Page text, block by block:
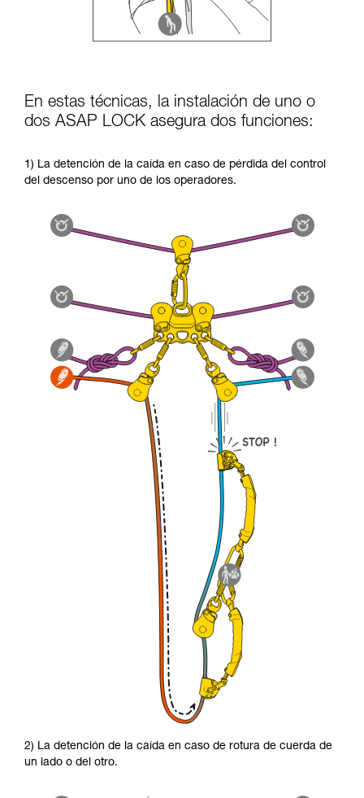
En estas técnicas, la instalación de uno o
dos ASAP LOCK asegura dos funciones:
1) La detención de la caída en caso de pérdida del control
del descenso por uno de los operadores.
2) La detención de la caída en caso de rotura de cuerda de
un lado o del otro.